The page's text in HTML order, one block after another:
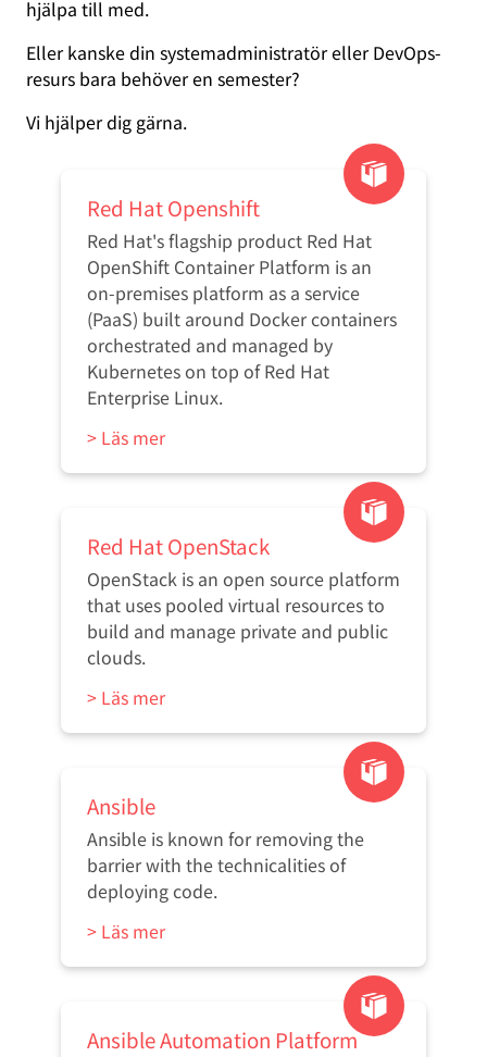
hjälpa till med.
Eller kanske din systemadministratör eller DevOps-
resurs bara behöver en semester?
Vi hjälper dig gärna.
Red Hat Openshift
Red Hat's flagship product Red Hat
OpenShift Container Platform is an
on-premises platform as a service
(PaaS) built around Docker containers
orchestrated and managed by
Kubernetes on top of Red Hat
Enterprise Linux.
> Läs mer
Red Hat OpenStack
OpenStack is an open source platform
that uses pooled virtual resources to
build and manage private and public
clouds.
> Läs mer
Ansible
Ansible is known for removing the
barrier with the technicalities of
deploying code.
> Läs mer
Ansible Automation Platform